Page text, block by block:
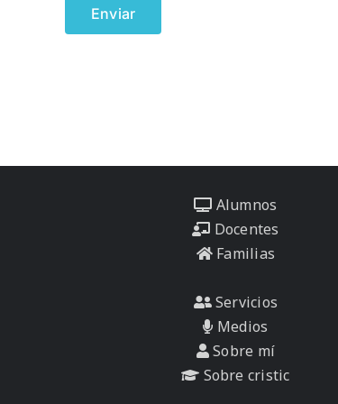
Alumnos
Docentes
Familias
Servicios
Medios
Sobre mí
Sobre cristic